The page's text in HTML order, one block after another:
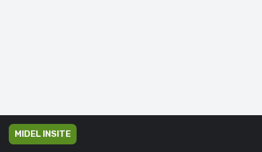
MIDEL INSITE